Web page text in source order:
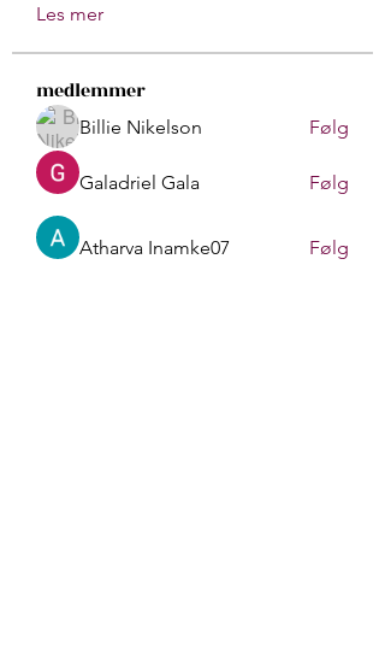
Les mer
medlemmer
Billie Nikelson Følg
Galadriel Gala Følg
Atharva Inamke07 Følg